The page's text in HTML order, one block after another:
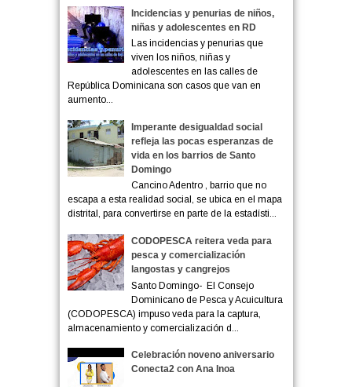
Incidencias y penurias de niños,
niñas y adolescentes en RD
Las incidencias y penurias que
viven los niños, niñas y
adolescentes en las calles de
República Dominicana son casos que van en
aumento...
Imperante desigualdad social
refleja las pocas esperanzas de
vida en los barrios de Santo
Domingo
Cancino Adentro , barrio que no
escapa a esta realidad social, se ubica en el mapa
distrital, para convertirse en parte de la estadísti...
CODOPESCA reitera veda para
pesca y comercialización
langostas y cangrejos
Santo Domingo- El Consejo
Dominicano de Pesca y Acuicultura
(CODOPESCA) impuso veda para la captura,
almacenamiento y comercialización d...
Celebración noveno aniversario
Conecta2 con Ana Inoa